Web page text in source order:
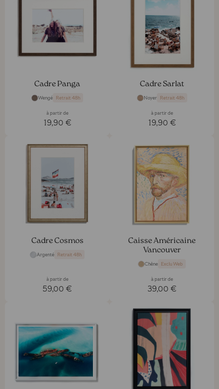
Cadre Panga
Wengé Retrait 48h
à partir de
19,90 €
Cadre Sarlat
Noyer Retrait 48h
à partir de
19,90 €
Cadre Cosmos
Argenté Retrait 48h
à partir de
59,00 €
Caisse Américaine
Vancouver
Chêne Exclu Web
à partir de
39,00 €